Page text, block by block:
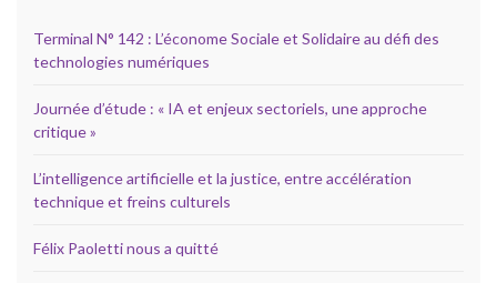
Terminal N° 142 : L’économe Sociale et Solidaire au défi des
technologies numériques
Journée d’étude : « IA et enjeux sectoriels, une approche
critique »
L’intelligence artificielle et la justice, entre accélération
technique et freins culturels
Félix Paoletti nous a quitté